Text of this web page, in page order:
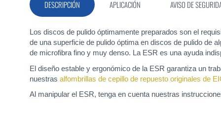
galería
imágenes
DESCRIPCIÓN
Los discos de pulido óptimamente preparados son el
de una superficie de pulido óptima en discos de pulido de
de microfibra fino y muy denso. La ESR es una ayuda
El diseño estable y ergonómico de la ESR garantiza un
nuestras alfombrillas de cepillo de repuesto originales de
Al manipular el ESR, tenga en cuenta nuestras
APLICACIÓN AVISO DE